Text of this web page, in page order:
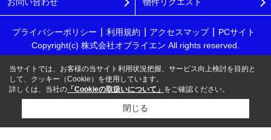
プライバシーポリシー 利用規約 アクセスマップ
PCサイト
Copyright(c) 株式会社オブライエン All rights reserved.
当サイトでは、お客様の当サイト利用状況把握、サービス向上検討を目的と
して、クッキー（Cookie）を使用しています。
詳しくは、当社の 「Cookieの取扱いについて」 をご確認ください。
閉じる